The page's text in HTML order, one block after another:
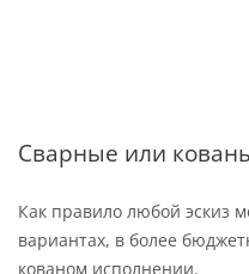
Сварные или
Как правило любой эскиз
вариантах, в более
кованом исполнении.